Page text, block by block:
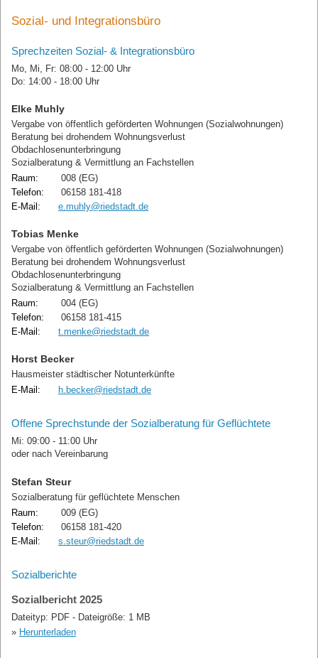
Sozial- und Integrationsbüro
Sprechzeiten Sozial- & Integrationsbüro
Mo, Mi, Fr: 08:00 - 12:00 Uhr
Do: 14:00 - 18:00 Uhr
Elke Muhly
Vergabe von öffentlich geförderten Wohnungen (Sozialwohnungen)
Beratung bei drohendem Wohnungsverlust
Obdachlosenunterbringung
Sozialberatung & Vermittlung an Fachstellen
Raum:
008 (EG)
Telefon:
06158 181-418
E-Mail:
e.muhly@riedstadt.de
Tobias Menke
Vergabe von öffentlich geförderten Wohnungen (Sozialwohnungen)
Beratung bei drohendem Wohnungsverlust
Obdachlosenunterbringung
Sozialberatung & Vermittlung an Fachstellen
Raum:
004 (EG)
Telefon:
06158 181-415
E-Mail:
t.menke@riedstadt.de
Horst Becker
Hausmeister städtischer Notunterkünfte
E-Mail:
h.becker@riedstadt.de
Offene Sprechstunde der Sozialberatung für Geflüchtete
Mi: 09:00 - 11:00 Uhr
oder nach Vereinbarung
Stefan Steur
Sozialberatung für geflüchtete Menschen
Raum:
009 (EG)
Telefon:
06158 181-420
E-Mail:
s.steur@riedstadt.de
Sozialberichte
Sozialbericht 2025
Dateityp: PDF - Dateigröße: 1 MB
» Herunterladen